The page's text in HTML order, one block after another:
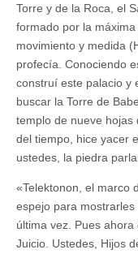
Torre y de la Roca, el
formado por la
movimiento y medida
profecía. Conociendo
construí este palacio y
buscar la Torre de
templo de nueve
del tiempo, hice yacer
ustedes, la piedra
«Telektonon, el marco
espejo para
última vez. Pues
Juicio. Ustedes, Hijos